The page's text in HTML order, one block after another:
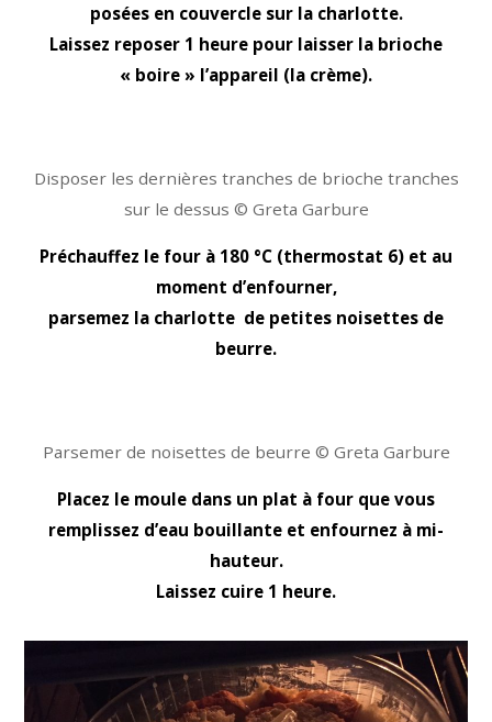
posées en couvercle sur la charlotte.
Laissez reposer 1 heure pour laisser la brioche
« boire » l’appareil (la crème).
Disposer les dernières tranches de brioche tranches
sur le dessus © Greta Garbure
Préchauffez le four à 180 °C (thermostat 6) et au
moment d’enfourner,
parsemez la charlotte de petites noisettes de
beurre.
Parsemer de noisettes de beurre © Greta Garbure
Placez le moule dans un plat à four que vous
remplissez d’eau bouillante et enfournez à mi-
hauteur.
Laissez cuire 1 heure.